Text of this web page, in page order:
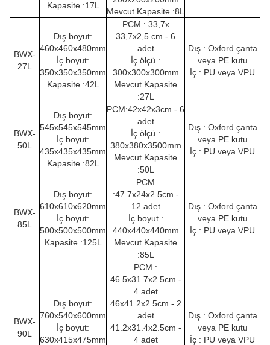
Kapasite :17L
Mevcut Kapasite :8L
BWX-
27L
Dış boyut:
460x460x480mm
İç boyut:
350x350x350mm
Kapasite :42L
PCM : 33,7x
33,7x2,5 cm - 6
adet
İç ölçü :
300x300x300mm
Mevcut Kapasite
:27L
Dış : Oxford çanta
veya PE kutu
İç : PU veya VPU
BWX-
50L
Dış boyut:
545x545x545mm
İç boyut:
435x435x435mm
Kapasite :82L
PCM:42x42x3cm - 6
adet
İç ölçü :
380x380x3500mm
Mevcut Kapasite
:50L
Dış : Oxford çanta
veya PE kutu
İç : PU veya VPU
BWX-
85L
Dış boyut:
610x610x620mm
İç boyut:
500x500x500mm
Kapasite :125L
PCM
:47.7x24x2.5cm -
12 adet
İç boyut :
440x440x440mm
Mevcut Kapasite
:85L
Dış : Oxford çanta
veya PE kutu
İç : PU veya VPU
BWX-
90L
Dış boyut:
760x540x600mm
İç boyut:
630x415x475mm
PCM :
46.5x31.7x2.5cm -
4 adet
46x41.2x2.5cm - 2
adet
41.2x31.4x2.5cm -
4 adet
Dış : Oxford çanta
veya PE kutu
İç : PU veya VPU